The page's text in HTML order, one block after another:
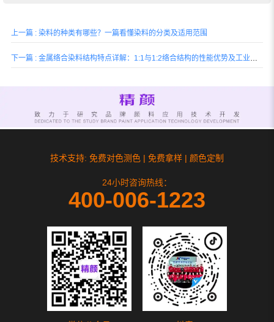
溶解性和高相容性的应用场景。通过专业
上一篇 : 染料的种类有哪些？一篇看懂染料的分类及适用范围
下一篇 : 金属络合染料结构特点详解：1:1与1:2络合结构的性能优势及工业应用
技术支持: 免费对色测色 | 免费拿样 | 颜色定制
24小时咨询热线：
400-006-1223